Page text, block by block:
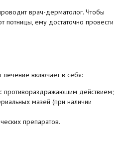
врач-дерматолог. Чтобы
потницы, ему достаточно провести
включает в себя:
противораздражающим действием;
мазей (при наличии
препаратов.